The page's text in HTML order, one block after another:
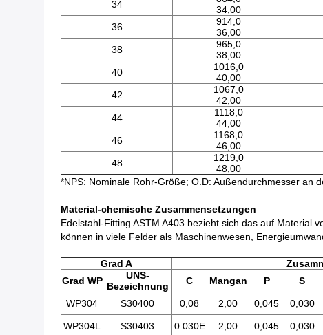
34
34,00
36
914,0
36,00
38
965,0
38,00
40
1016,0
40,00
42
1067,0
42,00
44
1118,0
44,00
46
1168,0
46,00
48
1219,0
48,00
*NPS: Nominale Rohr-Größe; O.D: Außendurchmesser an
Material-chemische Zusammensetzungen
Edelstahl-Fitting ASTM A403 bezieht sich das auf Material
können in viele Felder als Maschinenwesen,
Grad A
Grad WP
UNS-
Bezeichnung
C Mangan P S
WP304 S30400 0,08 2,00 0,045 0,030
WP304L S30403 0.030E 2,00 0,045 0,030